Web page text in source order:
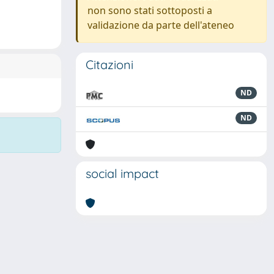
non sono stati sottoposti a
validazione da parte dell'ateneo
Citazioni
ND
ND
social impact